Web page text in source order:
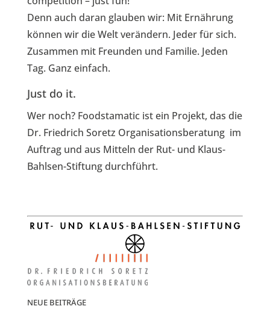
Denn auch daran glauben wir: Mit Ernährung
können wir die Welt verändern. Jeder für sich.
Zusammen mit Freunden und Familie. Jeden
Tag. Ganz einfach.
Just do it.
Wer noch? Foodstamatic ist ein Projekt, das die
Dr. Friedrich Soretz Organisationsberatung im
Auftrag und aus Mitteln der Rut- und Klaus-
Bahlsen-Stiftung durchführt.
NEUE BEITRÄGE